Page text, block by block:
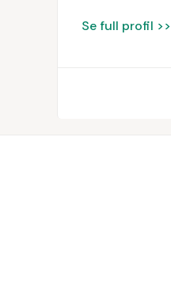
Se full profil >>